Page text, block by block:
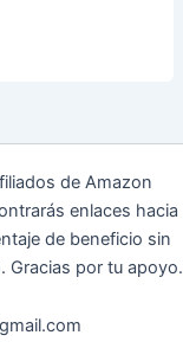
de Amazon
enlaces hacia
de beneficio sin
Gracias por tu apoyo.